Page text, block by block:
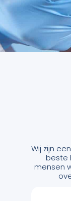
Wij zijn
beste
mensen